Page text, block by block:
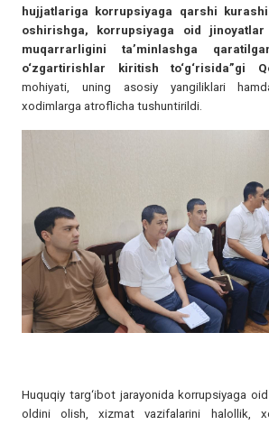
hujjatlariga korrupsiyaga qarshi
oshirishga, korrupsiyaga oid
muqarrarligini ta’minlashga
o‘zgartirishlar kiritish to‘g‘risida”gi
mohiyati, uning asosiy yangiliklari
xodimlarga atroflicha tushuntirildi.
Huquqiy targ‘ibot jarayonida korrupsiyaga
oldini olish, xizmat vazifalarini halollik,